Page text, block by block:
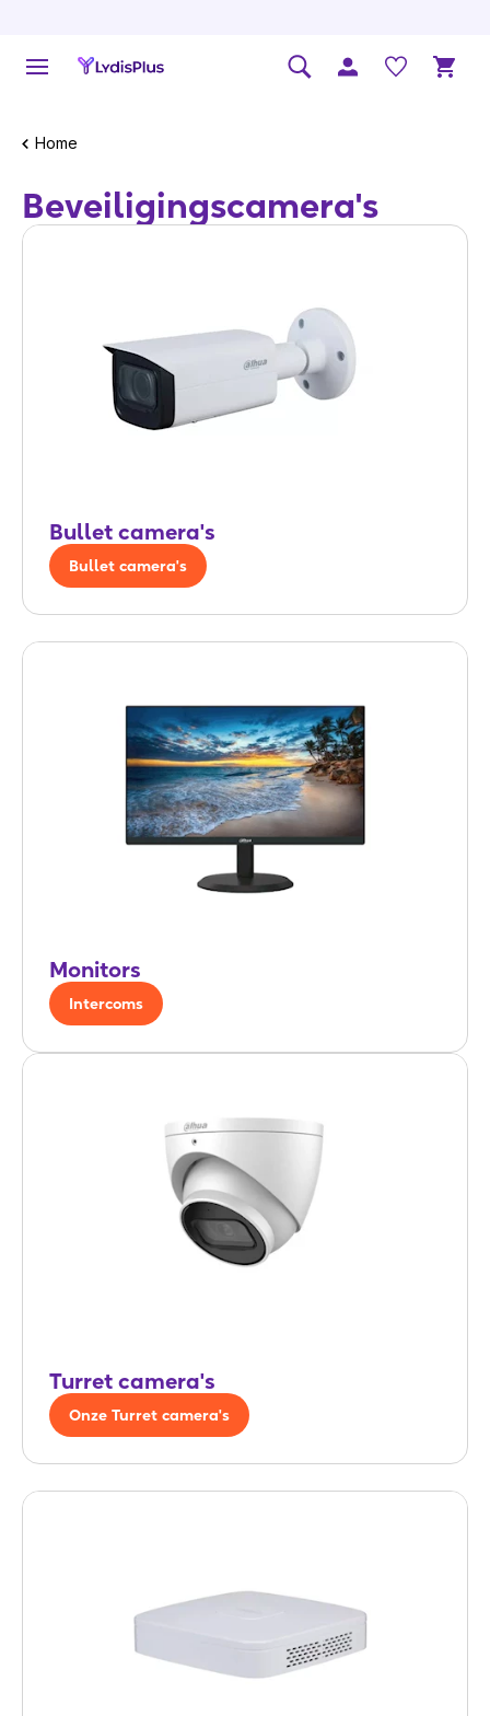
Home
Beveiligingscamera's
Bullet camera's
Bullet camera's
Monitors
Intercoms
Turret camera's
Onze Turret camera's